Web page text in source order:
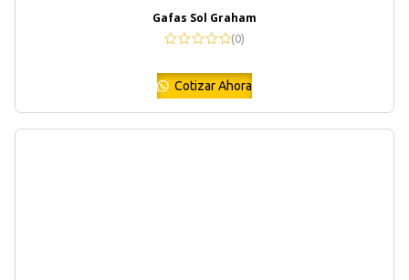
Gafas Sol Graham
(0)
Cotizar Ahora